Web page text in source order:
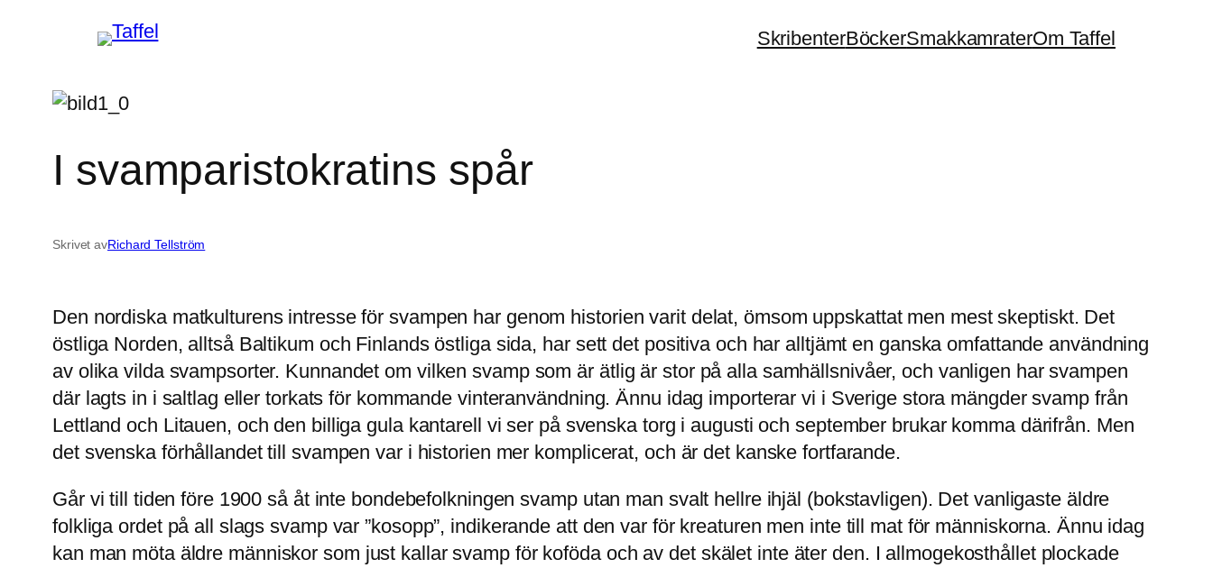
SkribenterBöckerSmakkamraterOm Taffel
I svamparistokratins spår
Skrivet avRichard Tellström
Den nordiska matkulturens intresse för svampen har genom historien varit delat, ömsom uppskattat men mest skeptiskt. Det
östliga Norden, alltså Baltikum och Finlands östliga sida, har sett det positiva och har alltjämt en ganska omfattande användning
av olika vilda svampsorter. Kunnandet om vilken svamp som är ätlig är stor på alla samhällsnivåer, och vanligen har svampen
där lagts in i saltlag eller torkats för kommande vinteranvändning. Ännu idag importerar vi i Sverige stora mängder svamp från
Lettland och Litauen, och den billiga gula kantarell vi ser på svenska torg i augusti och september brukar komma därifrån. Men
det svenska förhållandet till svampen var i historien mer komplicerat, och är det kanske fortfarande.
Går vi till tiden före 1900 så åt inte bondebefolkningen svamp utan man svalt hellre ihjäl (bokstavligen). Det vanligaste äldre
folkliga ordet på all slags svamp var ”kosopp”, indikerande att den var för kreaturen men inte till mat för människorna. Ännu idag
kan man möta äldre människor som just kallar svamp för koföda och av det skälet inte äter den. I allmogekosthållet plockade